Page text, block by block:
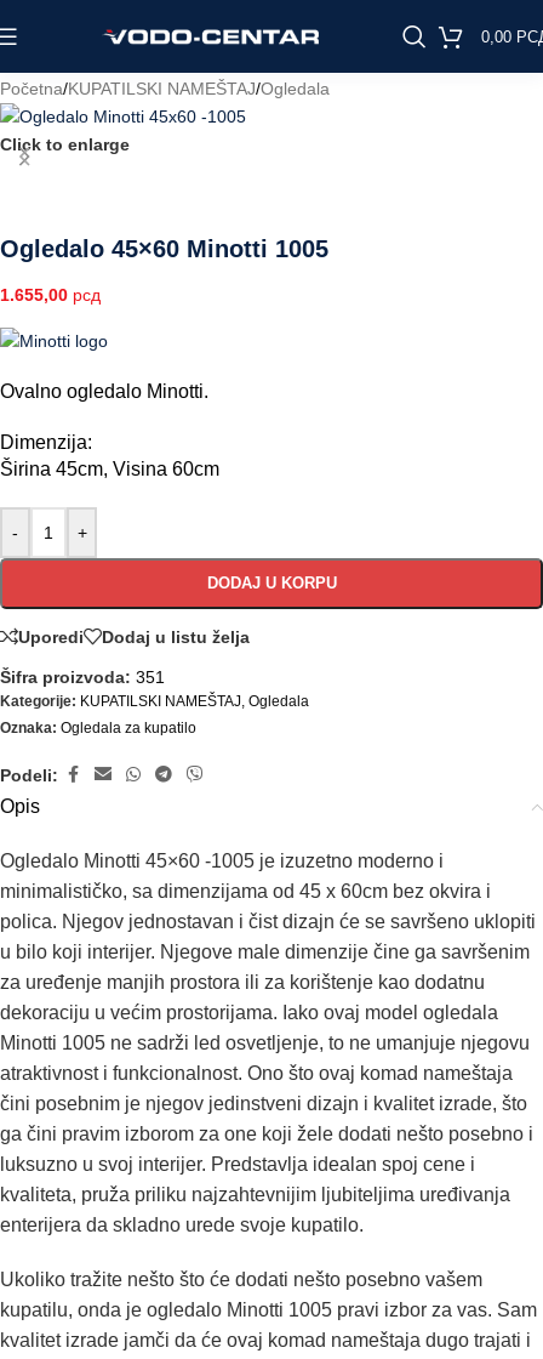
0,00
Početna/KUPATILSKI NAMEŠTAJ/Ogledala
Click to enlarge
Ogledalo 45×60 Minotti 1005
1.655,00 рсд
Ovalno ogledalo Minotti.
Dimenzija:
Širina 45cm, Visina 60cm
- +
DODAJ U KORPU
Uporedi Dodaj u listu želja
Šifra proizvoda: 351
Kategorije: KUPATILSKI NAMEŠTAJ, Ogledala
Oznaka: Ogledala za kupatilo
Podeli:
Opis
Ogledalo Minotti 45×60 -1005 je izuzetno moderno i
minimalističko, sa dimenzijama od 45 x 60cm bez okvira i
polica. Njegov jednostavan i čist dizajn će se savršeno uklopiti
u bilo koji interijer. Njegove male dimenzije čine ga savršenim
za uređenje manjih prostora ili za korištenje kao dodatnu
dekoraciju u većim prostorijama. Iako ovaj model ogledala
Minotti 1005 ne sadrži led osvetljenje, to ne umanjuje njegovu
atraktivnost i funkcionalnost. Ono što ovaj komad nameštaja
čini posebnim je njegov jedinstveni dizajn i kvalitet izrade, što
ga čini pravim izborom za one koji žele dodati nešto posebno i
luksuzno u svoj interijer. Predstavlja idealan spoj cene i
kvaliteta, pruža priliku najzahtevnijim ljubiteljima uređivanja
enterijera da skladno urede svoje kupatilo.
Ukoliko tražite nešto što će dodati nešto posebno vašem
kupatilu, onda je ogledalo Minotti 1005 pravi izbor za vas. Sam
kvalitet izrade jamči da će ovaj komad nameštaja dugo trajati i